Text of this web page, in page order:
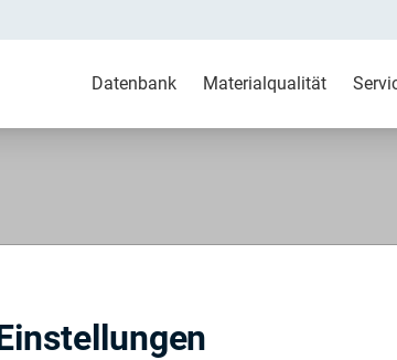
Datenbank Materialqualität
consumer